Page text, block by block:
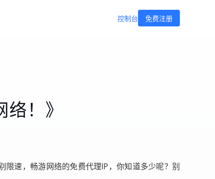
控制台 免费注册
！》
速，畅游网络的免费代理IP，你知道多少呢？别